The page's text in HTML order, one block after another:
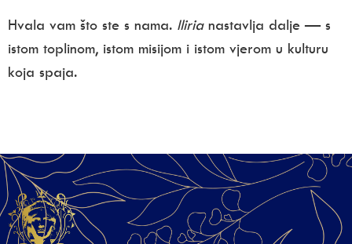
Hvala vam što ste s nama. Ilirianastavlja dalje — s
istom toplinom, istom misijom i istom vjerom u kulturu
koja spaja.